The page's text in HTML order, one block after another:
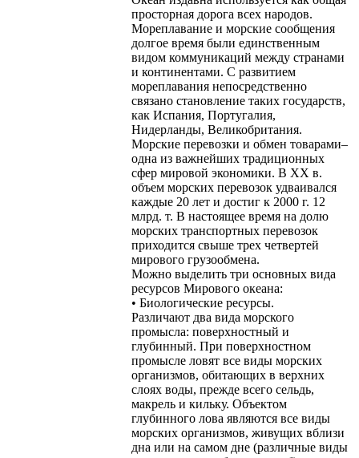
просторная дорога всех народов.
Мореплавание и морские сообщения
долгое время были единственным
видом коммуникаций между странами
и континентами. С развитием
мореплавания непосредственно
связано становление таких государств,
как Испания, Португалия,
Нидерланды, Великобритания.
Морские перевозки и обмен товарами–
одна из важнейших традиционных
сфер мировой экономики. В ХХ в.
объем морских перевозок удваивался
каждые 20 лет и достиг к 2000 г. 12
млрд. т. В настоящее время на долю
морских транспортных перевозок
приходится свыше трех четвертей
мирового грузообмена.
Можно выделить три основных вида
ресурсов Мирового океана:
• Биологические ресурсы.
Различают два вида морского
промысла: поверхностный и
глубинный. При поверхностном
промысле ловят все виды морских
организмов, обитающих в верхних
слоях воды, прежде всего сельдь,
макрель и кильку. Объектом
глубинного лова являются все виды
морских организмов, живущих вблизи
дна или на самом дне (различные виды